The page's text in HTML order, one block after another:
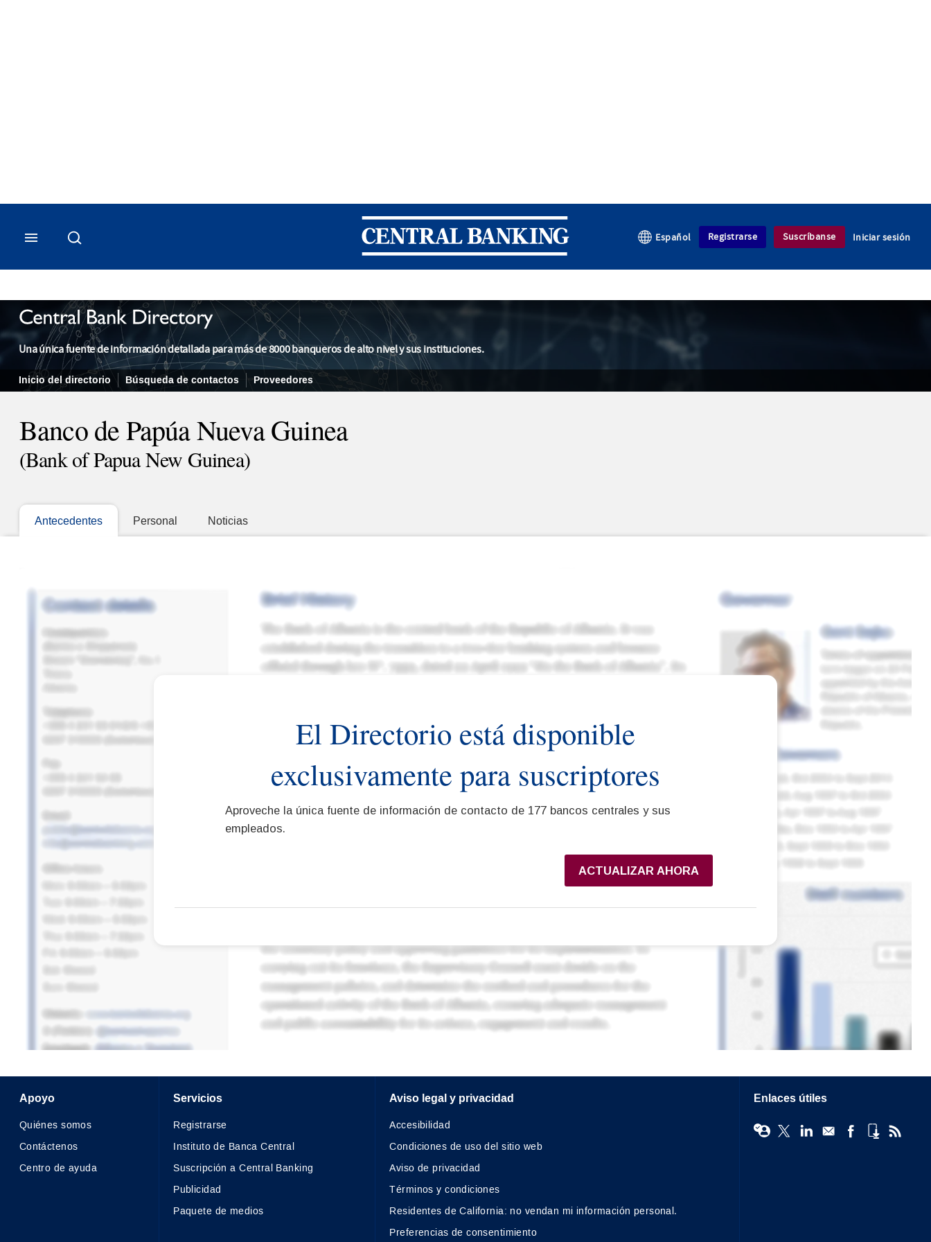
Central Banking
Español Registrarse Suscríbanse Iniciar sesión
Una única fuente de información detallada para más de 8000 banqueros de alto nivel y sus instituciones.
Inicio del directorio Búsqueda de contactos Proveedores
Banco de Papúa Nueva Guinea
(Bank of Papua New Guinea)
Antecedentes Personal Noticias
Apoyo
Quiénes somos
Contáctenos
Centro de ayuda
Servicios
Registrarse
Instituto de Banca Central
Suscripción a Central Banking
Publicidad
Paquete de medios
Aviso legal y privacidad
Accesibilidad
Condiciones de uso del sitio web
Aviso de privacidad
Términos y condiciones
Residentes de California: no vendan mi información personal.
Preferencias de consentimiento
Enlaces útiles